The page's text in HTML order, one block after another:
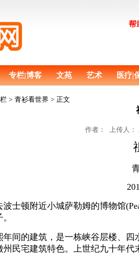
帮
专栏|博客 文苑 艺术 医疗|
栏 > 青衫看世界 > 正文
作者： 上传人：
2
顿附近小城萨勒姆的博物馆
的建筑，是一栋峡谷层楼、四
民宅建筑特色。上世纪九十年